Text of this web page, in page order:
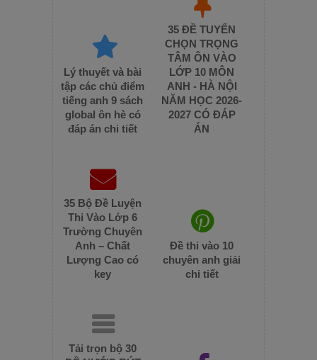
Lý thuyết và bài
tập các chủ điểm
tiếng anh 9 sách
global ôn hè có
đáp án chi tiết
35 ĐỀ TUYỂN
CHỌN TRỌNG
TÂM ÔN VÀO
LỚP 10 MÔN
ANH - HÀ NỘI
NĂM HỌC 2026-
2027 CÓ ĐÁP
ÁN
35 Bộ Đề Luyện
Thi Vào Lớp 6
Trường Chuyên
Anh – Chất
Lượng Cao có
key
Đề thi vào 10
chuyên anh giải
chi tiết
Tải trọn bộ 30